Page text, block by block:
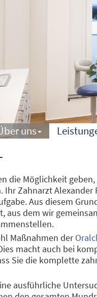
uns
die Möglichkeit
Zahnarzt
Aus diesem
aus dem wir
Maßnahmen der
macht auch bei
Sie die komplette
ausführliche